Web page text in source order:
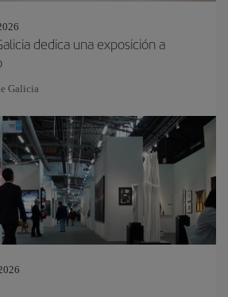
dedica una exposición a
Galicia